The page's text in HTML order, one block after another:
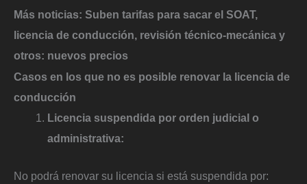
Más noticias: Suben tarifas para sacar el SOAT,
licencia de conducción, revisión técnico-mecánica y
otros: nuevos precios
Casos en los que no es posible renovar la licencia de
conducción
Licencia suspendida por orden judicial o
administrativa:
No podrá renovar su licencia si está suspendida por: